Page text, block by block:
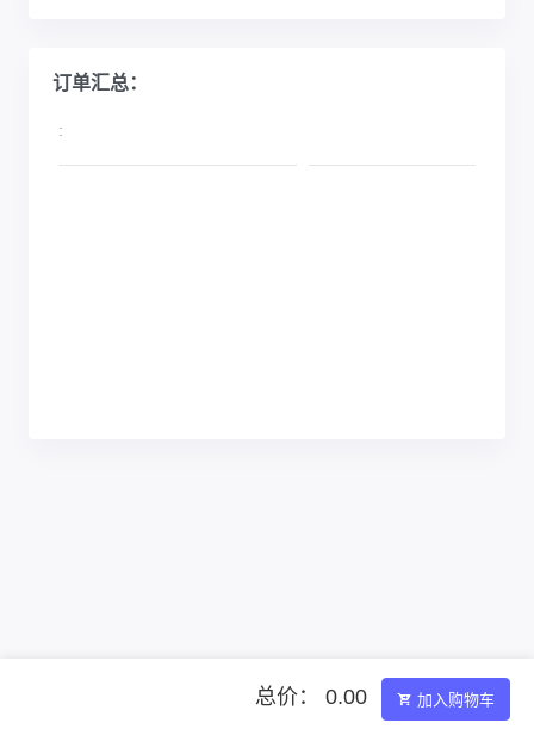
订单汇总：
:
总价： 0.00 加入购物车
Powered by ©智简魔方